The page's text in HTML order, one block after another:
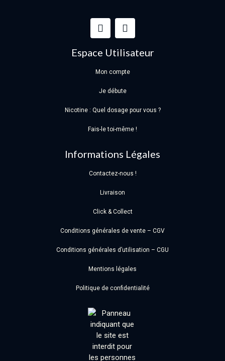
Espace Utilisateur
Mon compte
Je débute
Nicotine : Quel dosage pour vous ?
Fais-le toi-même !
Informations Légales
Contactez-nous !
Livraison
Click & Collect
Conditions générales de vente – CGV
Conditions générales d’utilisation – CGU
Mentions légales
Politique de confidentialité